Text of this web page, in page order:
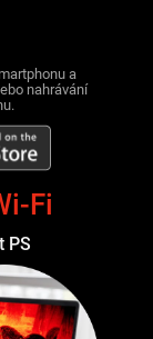
a
nahrávání
Fi
PS